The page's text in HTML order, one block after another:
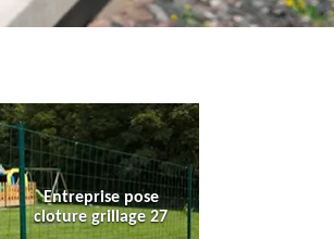
Entreprise pose
cloture grillage 27